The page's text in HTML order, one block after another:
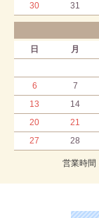
30
31
日 月
6
7
13
14
20
21
27
28
営業時間